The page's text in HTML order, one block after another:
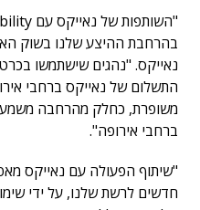
בהרחבת ההיצע שלנו בשוק
התשלום של נאייקס ברחבי
משופרת, כחלק מהרחבה
ברחבי אירופה".
"שיתוף הפעולה עם נאייקס
חדשים לרשת שלנו, על ידי